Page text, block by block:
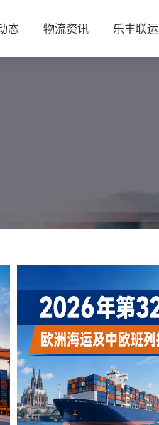
态 物流资讯 乐丰联运